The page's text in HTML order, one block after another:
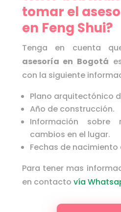
tomar el
en Feng Shui?
Tenga en cuenta
asesoría en Bogotá
con la siguiente
Plano arquitectónico
Año de construcción.
Información sobre
cambios en el lugar.
Fechas de nacimiento
Para tener mas
en contacto vía